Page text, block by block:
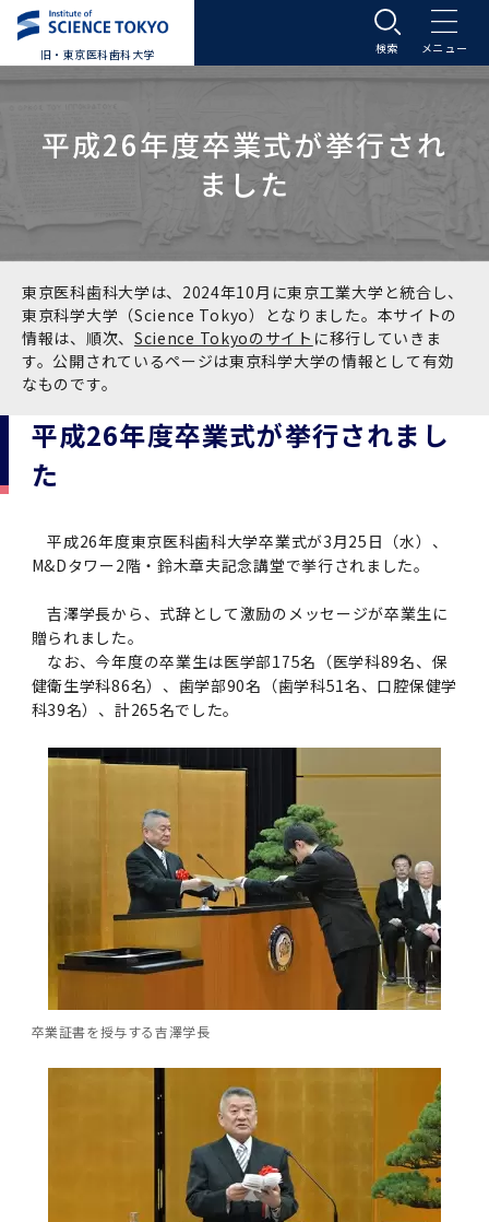
旧・東京医科歯科大学
大学案内トップ
学長メッセージ
基本理念・沿革
基本理念・沿革トップ
沿革
建物沿革
学生歌
ブランド
東京医科歯科大学の特色
学問と教育の聖地 湯島に建つ東京医科歯科大
学
教育について
研究について
医療について
東京医科歯科大学の誓い
世界大学ランキング
アクセストップ
キャンパスマップ
運営組織
運営組織トップ
学長・役員
副学長
理事･監事
教育研究評議会
学長選考・監察会議
広報誌・刊行物
大学紹介動画
大学紹介動画トップ
大学紹介動画
キャンパスライフ編
多職種連携教育編
学長×医学部学生懇談
学長×歯学部学生懇談
東京医科歯科大学の歴史
大学概要（冊子）
統合報告書
広報誌トップ
広報誌「Bloom! 医科歯科大」
英語版広報誌「TMDU ANNUAL NEWS」
学内向け広報誌「TMDUニュース」
大学案内 【受験生向け】（冊子）
写真で綴る 東京医科歯科大学
写真で綴る 東京医科歯科大学トップ
第1回『学びの地』
第2回『教育 講義・実習の軌跡』
第3回『知と癒しの匠の創造者たち』
クラウドファンディング実施プロジェクト一覧
大学の計画と評価トップ
大学評価の制度について
大学評価の制度についてトップ
１．国立大学法人評価
２．大学認証評価
３．自己点検・評価
1-1．第４期中期目標・中期計画等について【6
1-1．第４期中期目標・中期計画等について【6
年間】トップ
第１期 中期目標・中期計画等について
第２期 中期目標・中期計画等について
第３期中期目標・中期計画等について
1-2.年度計画・年度評価等について【第1期～
1-2.年度計画・年度評価等について【第1期～
第3期】トップ
（第１期中期目標期間中）年度計画、年度評価
等について
（第２期中期目標期間中）年度計画・年度評価
2．認証評価
3．自己点検・評価
4．指定国立大学法人構想に関する進捗状況に
四大学連合
四大学連合トップ
四大学連合憲章等
四大学連合憲章等トップ
四大学連合憲章
「大学院学生の教育研究交流」に関する協定書
「大学院学生の教育研究交流」に関する実施細
「複合領域コース｣｢編入学｣及び｢複数学士号｣
に関する協定書
「複合領域コース」の履修者に係る「編入学」
複合領域コース(四大学共通)
複合領域コース(四大学共通)トップ
複合領域コースについて
各複合領域コースの概要
編入学制度について（複数学士号）
複合領域コース（東京医科歯科大学）
三大学連合（外部サイト）
医療管理政策学（MMA）コース（東京医科歯科
情報公開・個人情報
情報公開・個人情報トップ
情報公開制度
個人情報保護制度
統合報告書
法定公開情報
土地・建物及び所在地／関係施設位置図
東京医科歯科大学規則集
東京医科歯科大学ＳＤＧｓ推進宣言
男性職員の育児休業等取得推進宣言
ダイバーシティ
ダイバーシティトップ
東京医科歯科大学ダイバーシティ＆インクルー
東京医科歯科大学ダイバーシティ＆インクルー
ジョン推進宣言等トップ
東京医科歯科大学ダイバーシティ＆インクルー
ダイバーシティ・インクルージョン室
わくわく保育園（学内保育施設）
コンプライアンス・ハラスメント
コンプライアンス・ハラスメントトップ
ハラスメントへの対応について
入学案内
入学案内トップ
大学案内
学部受験生向け「大学案内」（冊子）
学部入学案内トップ
アドミッション・ポリシー
入試制度トップ
学部入試の変更点（予告）
入試データ
これまでの学部入試変更点
学部などについて
学部などについてトップ
ILA国府台
生体材料工学研究所
難治疾患研究所
国際交流サイト
研究テーマ検索システム
学生生活などについて
学生生活などについてトップ
授業料・入学料・検定料
奨学金について
入学料・授業料の免除・徴収猶予について
アルバイトについて
学生寮について
学生保険制度について
イベントトップ
オープンキャンパス
医学部医学科サマープログラム
歯学部サマープログラム
オンライン個別進学相談
地域特別枠推薦選抜説明会
試験問題及び解答例等の公表
大学院入学案内
大学院入学案内トップ
募集要項トップ
医歯学総合研究科
保健衛生学研究科
医歯学総合研究科博士課程 国際連携専攻（ジ
ョイント・ディグリープログラム：JDP）
WEB出願
アドミッション・ポリシー
過去の試験問題・入試データ
TOEFL-ITP試験結果（スコアレポート）の返
大学院入学希望者向け入試説明会
学費・入学金・奨学金について
入学料・授業料の免除・徴収猶予について
研究テーマ検索システム
聴講生・科目等履修生および大学院研究生募集
トップ
医学部
歯学部
生体材料工学研究所
難治疾患研究所
大学院保健衛生学研究科
学生生活
学生生活トップ
Science Tokyo SPRING (医歯学系)
今後の博士学生向け支援制度について
令和8年度（2026年度）総合知と癒しの次世代
フロントランナー育成プログラム Science
て
令和7年度（2025年度）「総合知と癒しの次世
代フロントランナー育成プログラム Science
Tokyo SPRING(医歯学系)」対象学生の春募集
について
Call for Applications to Science Tokyo
Post-SPRING（MD）Program for the 2026
Academic Year by Eligible Students
(*Spring admission)
Call for Applications to Science Tokyo
SPRING（MD）Program for the 2025
Academic Year by Eligible Students
(*Autumn admission)
令和７年度（２０２５年度）総合知と癒しの次
世代フロントランナー育成プログラム（医歯学
系）「Science Tokyo SPRING (医歯学系)」
（旧TMDU卓越大学院生制度）対象学生（秋入
学対象）の募集について
Science Tokyo BOOST (医歯学系)トップ
令和8年度（2026年度）トップレベルAI研究の
ための共創型エキスパート人材育成プログラム
系）生）の募集について
令和7年度トップレベルAI研究のための共創型
エキスパート人材育成プログラム対象学生（医
歯学系-BOOST生）の募集について
令和６年度（2024年度）TMDUトップレベル
AI研究のための共創型エキスパート人材育成プ
ログラム 対象学生（TMDU-BOOST生）の募
CS（クリニシャン・サイエンティスト）養成支
CS（クリニシャン・サイエンティスト）養成支
令和８年度（2026年度）CS（クリニシャン・
サイエンティスト）養成支援制度の募集につい
て
Call for Applications for the Clinician
Scientist (CS) Training Support Program
for Academic Year 2026
授業・カリキュラム
授業・カリキュラムトップ
四大学連合･複合領域コース
教育要項（学部シラバス）
履修要項（大学院シラバス）
保健衛生学研究科科目等履修生について
入学料・授業料・奨学金
入学料・授業料・奨学金トップ
授業料・入学料・検定料
授業料・入学料・検定料トップ
授業料・入学料・検定料
入学料・授業料免除・徴収猶予について
(Admission & Tuition
Exemption/Deferment)
奨学金について
入学料・授業料免除・徴収猶予について
(Admission & Tuition
Exemption/Deferment)
入学料・授業料免除・徴収猶予について
(Admission & Tuition
Exemption/Deferment)トップ
【2026年4月入学者】入学料免除・徴収猶予申
請について（Admission Fee
Exemption&Admission Fee Deferment）
「修学支援に対する相談窓口」を設置しまし
奨学金について
奨学金についてトップ
日本学生支援機構
財団法人・地方公共団体等奨学金
2025年度国立大学臨床検査学系博士後期課程
優秀賞募集について
日本学生支援機構
留学情報
学生生活サポート
学生生活サポートトップ
アルバイトについて
学生保険制度について
就職・キャリア支援
企業・官公庁・医療機関の皆様へ
学校推薦・求人情報について
新型コロナウイルス感染症に伴うお知らせ
卒業後の進路及び卒業者数
サークル・学園祭トップ
施設利用
学生・女性支援センター
台風等の自然災害や交通機関運休による休講措
置（湯島地区）Class Cancellation Measures
教育研究組織等
教育研究組織等トップ
教育理念トップ
ポリシー
医学部（医学科･保健衛生学科）
歯学部（歯学科･口腔保健学科）
大学院医歯学総合研究科
大学院保健衛生学研究科
医学部（医学科･保健衛生学科）トップ
医学科
保健衛生学科 【看護学専攻】
保健衛生学科 【検査技術学専攻】
歯学部（歯学科･口腔保健学科）
歯学部（歯学科･口腔保健学科）トップ
口腔保健学科【口腔保健衛生学専攻】
口腔保健学科【口腔保健工学専攻】
大学院医歯学総合研究科
大学院医歯学総合研究科トップ
修士課程 医歯理工保健学専攻
修士課程 医歯理工保健学専攻【医療管理政策
博士課程 医歯学専攻
大学院保健衛生学研究科
大学院保健衛生学研究科トップ
博士課程看護先進科学専攻
博士課程共同災害看護学専攻
医学部（医学科･保健衛生学科）
歯学部（歯学科･口腔保健学科）
教養部トップ
公開講座・公開シンポジウム・講演会等のお知
らせ
ILA国府台担当教員一覧
大学院医歯学総合研究科
大学院医歯学総合研究科トップ
修士課程 医歯理工保健学専攻
修士課程 医歯理工保健学専攻トップ
分野構成
医歯学総合研究科修士課程履修要項（シラバ
修士課程 医歯理工保健学専攻【医療管理政策
学（MMA）コース】
修士課程 医歯理工保健学専攻 グローバルヘル
スリーダー養成 (MPH) コース
博士課程 医歯学専攻
博士課程 医歯学専攻トップ
博士課程 国際連携専攻（ジョイント・ディグリ
ー・プログラム：JDP）
博士課程 生命理工医療科学専攻
大学院保健衛生学研究科
大学院保健衛生学研究科トップ
研究科長挨拶
組織
教育研究分野組織、指導教員研究内容
教育研究分野組織、指導教員研究内容トップ
履修要項（大学院シラバス）保健衛生学研究科
５大学災害看護コンソーシアム履修の手引き
寄附講座・寄附部門一覧
ジョイントリサーチ講座・ジョイントリサーチ
スポーツサイエンス機構
大学病院
医科（医系診療部門）
歯科（歯系診療部門）
研究・連携トップ
外部資金
研究費獲得支援
産学官連携
e-Rad 府省共通研究開発管理システム(外部サ
科研費電子申請システム(外部サイト)
研究助成金
AMED研究費の年間公募スケジュール(学内専
用)
GAPファンド等の公募
研究手続き
研究手続きトップ
倫理審査申請システム
利益相反申告システム(学外利用時VPN必要)
臨床研究審査委員会申請システム
実験計画書のWeb申請システム(学外利用時
VPN必要)
各種実験手続き例(学内専用)
研究に必要な講習会等
ES細胞/iPS細胞を使用する実験(学内専用)
研究活動
研究活動トップ
研究情報データベース
機関リポジトリ
研究テーマ検索
research map
プレスリリース
青い鳥広場(学内専用)
研究組織
若手研究者支援センター（YISC）
重点研究領域
統合研究機構・統合イノベーション推進機構
オープンイノベーションセンター
取り組み・規制トップ
研究不正の防止
研究不正等の公表について
剽窃チェックツール(学内専用)
安全保障輸出管理(学内専用)
事務部トップ
各種お問い合わせ先(事務部)
国際交流
大学基金
受験生 在学生
卒業生
病院をご利用の方
平成26年度卒業式が挙行され
ました
東京医科歯科大学は、2024年10月に東京工業大学と統合し、
東京科学大学（Science Tokyo）となりました。本サイトの
情報は、順次、 Science Tokyoのサイト に移行していきま
す。公開されているページは東京科学大学の情報として有効
なものです。
平成26年度卒業式が挙行されまし
た
平成26年度東京医科歯科大学卒業式が3月25日（水）、
M&Dタワー2階・鈴木章夫記念講堂で挙行されました。
吉澤学長から、式辞として激励のメッセージが卒業生に
贈られました。
なお、今年度の卒業生は医学部175名（医学科89名、保
健衛生学科86名）、歯学部90名（歯学科51名、口腔保健学
科39名）、計265名でした。
卒業証書を授与する吉澤学長